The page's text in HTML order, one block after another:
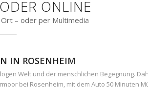
ONLINE
– oder per Multimedia
IN ROSENHEIM
Welt und der menschlichen Begegnung.
bei Rosenheim, mit dem Auto 50 Minuten